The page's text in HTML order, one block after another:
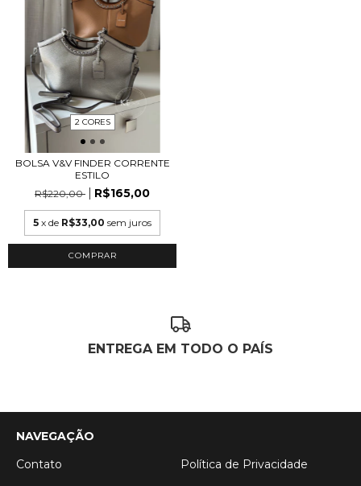
2 CORES
BOLSA V&V FINDER CORRENTE
ESTILO
R$220,00
R$165,00
5 x de R$33,00 sem juros
COMPRAR
ENTREGA EM TODO O PAÍS
NAVEGAÇÃO
Contato
Política de Privacidade